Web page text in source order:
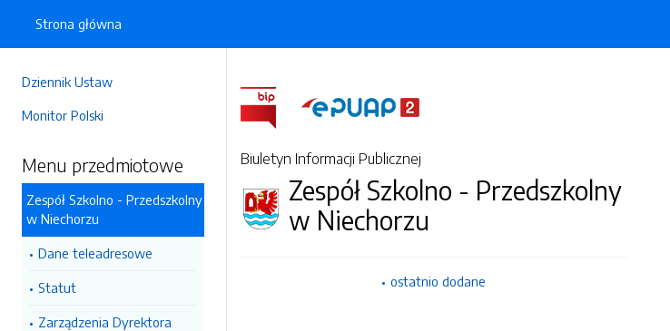
Dziennik Ustaw
Monitor Polski
Menu przedmiotowe
Zespół Szkolno - Przedszkolny
w Niechorzu
Dane teleadresowe
Statut
Zarządzenia Dyrektora
Strona główna
Biuletyn Informacji Publicznej
Zespół Szkolno - Przedszkolny
w Niechorzu
ostatnio dodane